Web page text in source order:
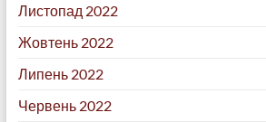
Листопад 2022
Жовтень 2022
Липень 2022
Червень 2022